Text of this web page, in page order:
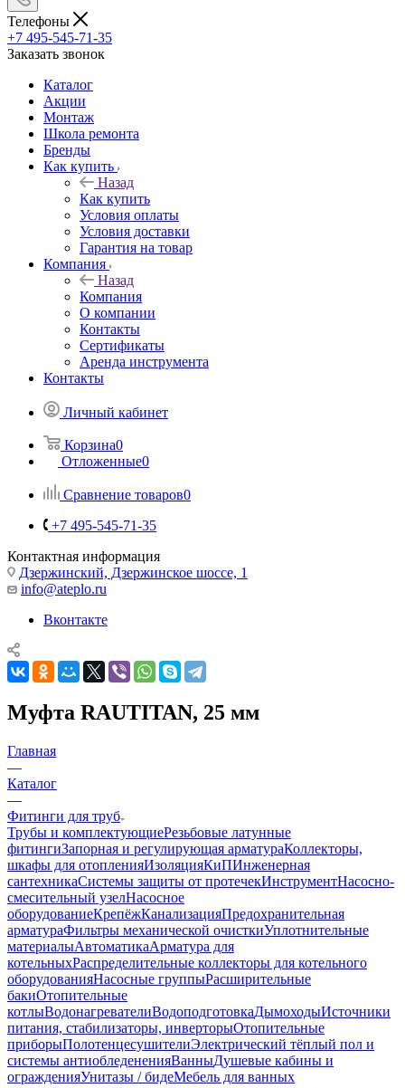
Телефоны
+7 495-545-71-35
Заказать звонок
Каталог
Акции
Монтаж
Школа ремонта
Бренды
Как купить
Назад
Как купить
Условия оплаты
Условия доставки
Гарантия на товар
Компания
Назад
Компания
О компании
Контакты
Сертификаты
Аренда инструмента
Контакты
Личный кабинет
Корзина0
Отложенные0
Сравнение товаров0
+7 495-545-71-35
Контактная информация
Дзержинский, Дзержинское шоссе, 1
info@ateplo.ru
Вконтакте
Муфта RAUTITAN, 25 мм
Главная
—
Каталог
—
Фитинги для труб
Трубы и комплектующиеРезьбовые латунные
фитингиЗапорная и регулирующая арматураКоллекторы,
шкафы для отопленияИзоляцияКиПИнженерная
сантехникаСистемы защиты от протечекИнструментНасосно-
смесительный узелНасосное
оборудованиеКрепёжКанализацияПредохранительная
арматураФильтры механической очисткиУплотнительные
материалыАвтоматикаАрматура для
котельныхРаспределительные коллекторы для котельного
оборудованияНасосные группыРасширительные
бакиОтопительные
котлыВодонагревателиВодоподготовкаДымоходыИсточники
питания, стабилизаторы, инверторыОтопительные
приборыПолотенцесушителиЭлектрический тёплый пол и
системы антиобледененияВанныДушевые кабины и
огражденияУнитазы / бидеМебель для ванных